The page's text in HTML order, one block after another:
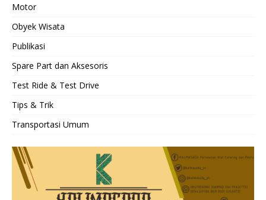
Motor
Obyek Wisata
Publikasi
Spare Part dan Aksesoris
Test Ride & Test Drive
Tips & Trik
Transportasi Umum